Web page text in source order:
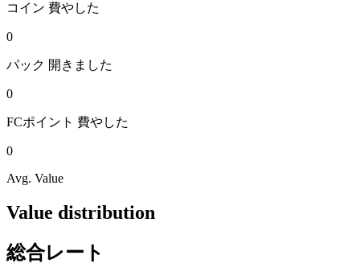
コイン 費やした
0
パック 開きました
0
FCポイント 費やした
0
Avg. Value
Value distribution
総合レート